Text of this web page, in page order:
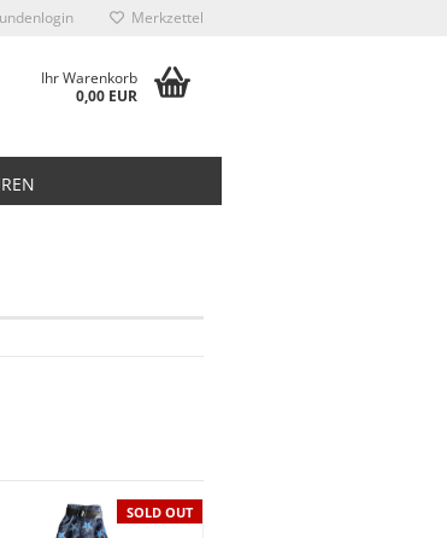
Merkzettel
Ihr Warenkorb
0,00 EUR
SOLD OUT